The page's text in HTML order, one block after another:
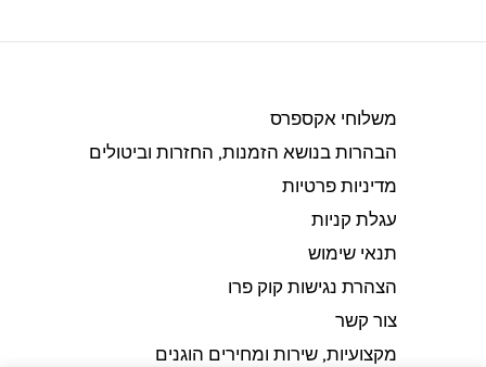
משלוחי אקספרס
הבהרות בנושא הזמנות, החזרות וביטולים​
מדיניות פרטיות
עגלת קניות
תנאי שימוש
הצהרת נגישות קוק פרו
צור קשר
מקצועיות, שירות ומחירים הוגנים